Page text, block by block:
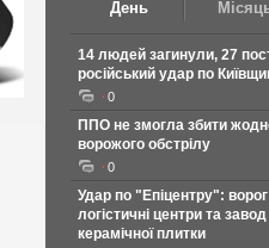
День
14 людей загинули, 27
російський удар по
0
ППО не змогла збити
ворожого обстрілу
0
Удар по "Епіцентру":
логістичні центри та
керамічної плитки